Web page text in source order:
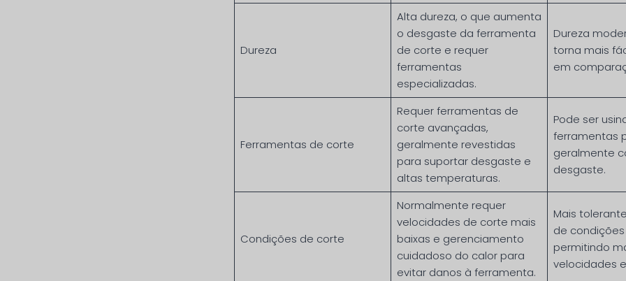
Dureza
Alta dureza, o que aumenta
o desgaste da ferramenta
de corte e requer
ferramentas
especializadas.
Dureza
torna mais
em
Ferramentas de corte
Requer ferramentas de
corte avançadas,
geralmente revestidas
para suportar desgaste e
altas temperaturas.
Pode ser
ferramentas
geralmente
desgaste.
Condições de corte
Normalmente requer
velocidades de corte mais
baixas e gerenciamento
cuidadoso do calor para
evitar danos à ferramenta.
Mais
de
permitindo
velocidades